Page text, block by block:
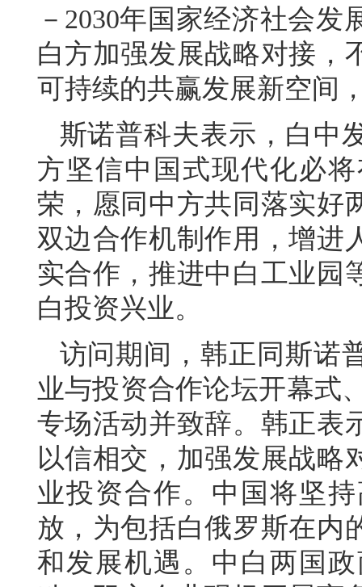
－2030年国家经济社会
白方加强发展战略对接，
可持续的共赢发展新空间
斯诺普科夫表示，白中
方坚信中国式现代化必
荣，愿同中方共同落实好
双边合作机制作用，增进
实合作，推进中白工业园
白投资兴业。
访问期间，韩正同斯诺
业与投资合作论坛开幕式
专场活动并致辞。韩正表
以信相交，加强发展战略
业投资合作。中国将坚
放，为包括白俄罗斯在内
和发展机遇。中白两国